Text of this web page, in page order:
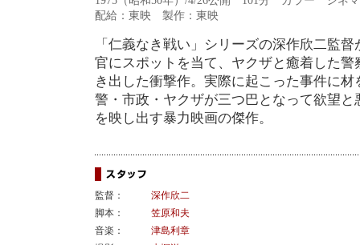
配給：東映 製作：東映
「仁義なき戦い」シリーズの深作欣二監
官にスポットを当て、ヤクザと癒着した
き出した衝撃作。実際に起こった事件に
警・市政・ヤクザが三つ巴となって欲望
を映し出す暴力映画の傑作。
監督：
深作欣二
脚本：
笠原和夫
音楽：
津島利章